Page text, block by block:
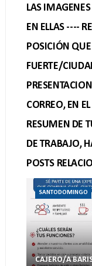
LAS
EN ELLAS ----
POSICIÓN
FUERTE/
CORREO, EN
RESUMEN DE
DE TRABAJO,
POSTS
SANTODOMINGO
CAJERO/A